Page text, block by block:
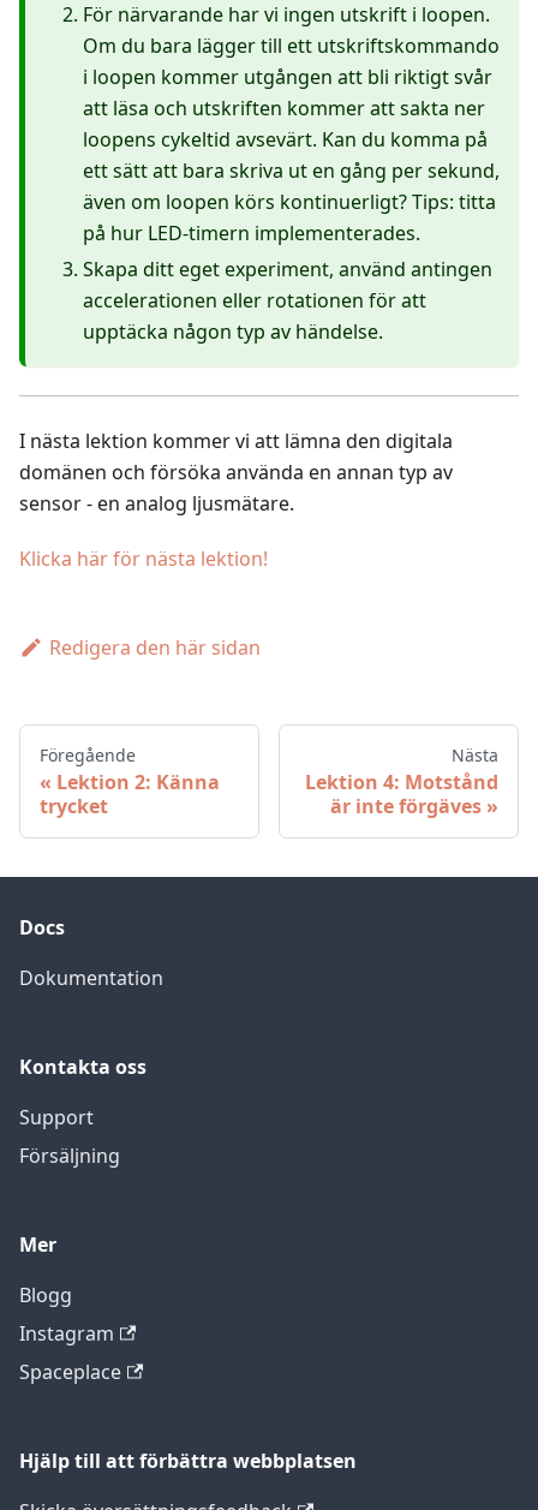
För närvarande har vi ingen utskrift i loopen.
Om du bara lägger till ett utskriftskommando
i loopen kommer utgången att bli riktigt svår
att läsa och utskriften kommer att sakta ner
loopens cykeltid avsevärt. Kan du komma på
ett sätt att bara skriva ut en gång per sekund,
även om loopen körs kontinuerligt? Tips: titta
på hur LED-timern implementerades.
Skapa ditt eget experiment, använd antingen
accelerationen eller rotationen för att
upptäcka någon typ av händelse.
I nästa lektion kommer vi att lämna den digitala
domänen och försöka använda en annan typ av
sensor - en analog ljusmätare.
Klicka här för nästa lektion!
Redigera den här sidan
Föregående
Lektion 2: Känna
trycket
Nästa
Lektion 4: Motstånd
är inte förgäves
Docs
Dokumentation
Kontakta oss
Support
Försäljning
Mer
Blogg
Instagram
Spaceplace
Hjälp till att förbättra webbplatsen